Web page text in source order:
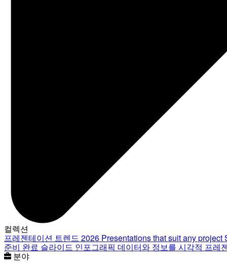
컬렉션
프레젠테이션 트렌드 2026 Presentations that suit any project
준비 완료 슬라이드 인포그래픽 데이터와 정보를 시각적 프레
분야